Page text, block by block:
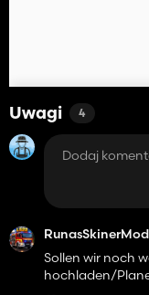
Uwagi 4
Sollen wir noch
hochladen/